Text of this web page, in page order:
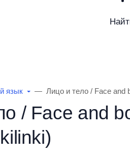
язык Лицо и тело / Face and
/ Face and